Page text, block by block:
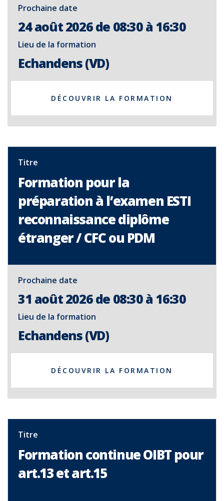
Prochaine date
24 août 2026 de 08:30 à 16:30
Lieu de la formation
Echandens (VD)
DÉCOUVRIR LA FORMATION
Titre
Formation pour la
préparation à l’examen ESTI
reconnaissance diplôme
étranger / CFC ou PDM
Prochaine date
31 août 2026 de 08:30 à 16:30
Lieu de la formation
Echandens (VD)
DÉCOUVRIR LA FORMATION
Titre
Formation continue OIBT pour
art.13 et art.15